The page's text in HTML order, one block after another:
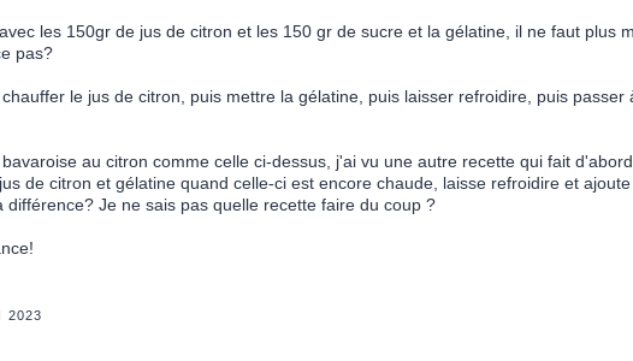
les 150gr de jus de citron et les 150 gr de sucre et la gélatine, il ne faut plus
pas?
le jus de citron, puis mettre la gélatine, puis laisser refroidire, puis passer
au citron comme celle ci-dessus, j'ai vu une autre recette qui fait
de citron et gélatine quand celle-ci est encore chaude, laisse refroidire et
différence? Je ne sais pas quelle recette faire du coup ?
2023